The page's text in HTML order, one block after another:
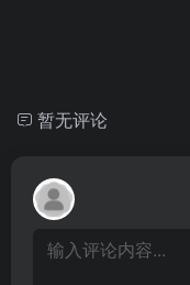
暂无评论